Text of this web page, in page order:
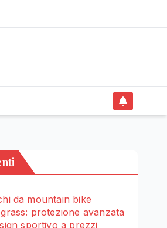
da mountain bike
protezione avanzata
sportivo a prezzi